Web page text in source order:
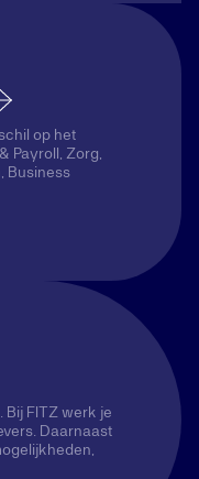
op het
Payroll, Zorg,
Business
Bij FITZ werk je
Daarnaast